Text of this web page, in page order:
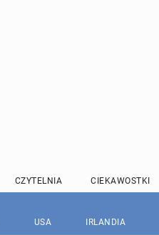
CZYTELNIA CIEKAWOSTKI
USA IRLANDIA